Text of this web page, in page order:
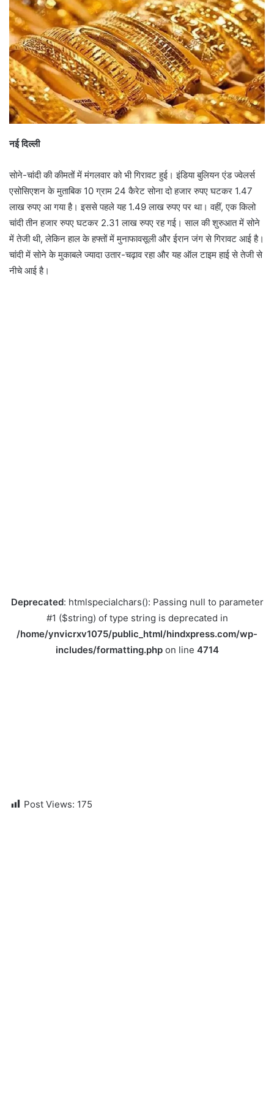
m
a
i
l
नई दिल्ली
सोने-चांदी की कीमतों में मंगलवार को भी गिरावट हुई। इंडिया बुलियन एंड ज्वेलर्स
एसोसिएशन के मुताबिक 10 ग्राम 24 कैरेट सोना दो हजार रुपए घटकर 1.47
लाख रुपए आ गया है। इससे पहले यह 1.49 लाख रुपए पर था। वहीं, एक किलो
चांदी तीन हजार रुपए घटकर 2.31 लाख रुपए रह गई। साल की शुरुआत में सोने
में तेजी थी, लेकिन हाल के हफ्तों में मुनाफावसूली और ईरान जंग से गिरावट आई है।
चांदी में सोने के मुकाबले ज्यादा उतार-चढ़ाव रहा और यह ऑल टाइम हाई से तेजी से
नीचे आई है।
Deprecated: htmlspecialchars(): Passing null to parameter
#1 ($string) of type string is deprecated in
/home/ynvicrxv1075/public_html/hindxpress.com/wp-
includes/formatting.phpon line 4714
Post Views: 175